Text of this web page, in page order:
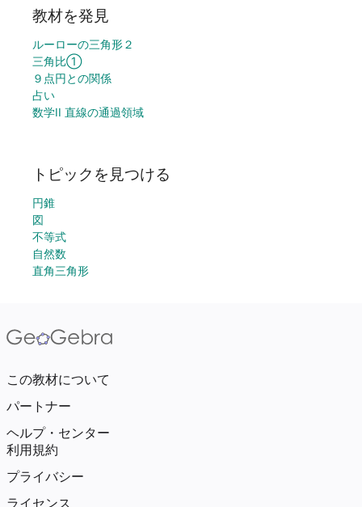
教材を発見
ルーローの三角形２
三角比①
９点円との関係
占い
数学II 直線の通過領域
トピックを見つける
円錐
図
不等式
自然数
直角三角形
この教材について
パートナー
ヘルプ・センター
利用規約
プライバシー
ライセンス